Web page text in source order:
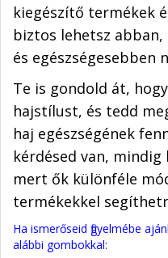
kiegészítő termékek
biztos lehetsz
és egészségesebben
Te is gondold át,
hajstílust, és tedd
haj egészségének
kérdésed van,
mert ők különféle
termékekkel
Ha ismerőseid figyelmébe
alábbi gombokkal: